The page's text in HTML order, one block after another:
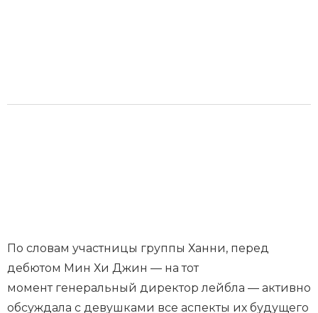
По словам участницы группы Ханни, перед
дебютом Мин Хи Джин — на тот
момент генеральный директор лейбла — активно
обсуждала с девушками все аспекты их будущего